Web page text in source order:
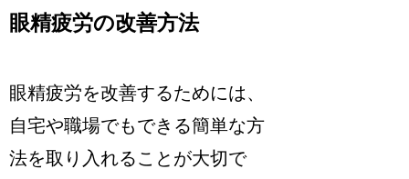
眼精疲労の改善方法
眼精疲労を改善するためには、
自宅や職場でもできる簡単な方
法を取り入れることが大切で